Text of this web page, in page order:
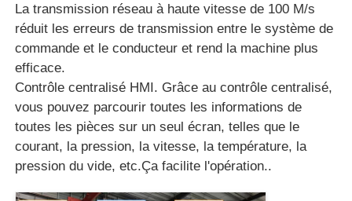
La transmission réseau à haute vitesse de 100 M/s
réduit les erreurs de transmission entre le système de
commande et le conducteur et rend la machine plus
efficace.
Contrôle centralisé HMI. Grâce au contrôle centralisé,
vous pouvez parcourir toutes les informations de
toutes les pièces sur un seul écran, telles que le
courant, la pression, la vitesse, la température, la
pression du vide, etc.Ça facilite l'opération..